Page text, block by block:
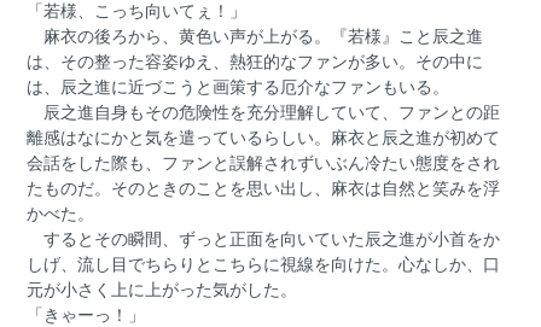
「若様、こっち向いてぇ！」
麻衣の後ろから、黄色い声が上がる。『若様』こと辰之進
は、その整った容姿ゆえ、熱狂的なファンが多い。その中に
は、辰之進に近づこうと画策する厄介なファンもいる。
辰之進自身もその危険性を充分理解していて、ファンとの距
離感はなにかと気を遣っているらしい。麻衣と辰之進が初めて
会話をした際も、ファンと誤解されずいぶん冷たい態度をされ
たものだ。そのときのことを思い出し、麻衣は自然と笑みを浮
かべた。
するとその瞬間、ずっと正面を向いていた辰之進が小首をか
しげ、流し目でちらりとこちらに視線を向けた。心なしか、口
元が小さく上に上がった気がした。
「きゃーっ！」